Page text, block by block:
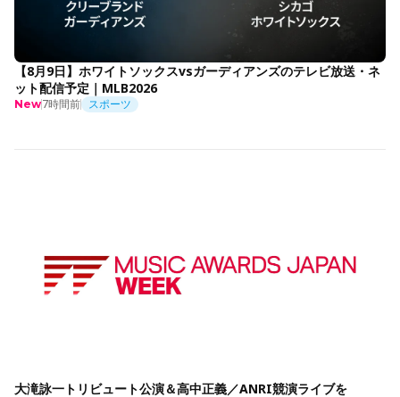
【8月9日】ホワイトソックスvsガーディアンズのテレビ放送・ネ
ット配信予定｜MLB2026
New7時間前 スポーツ
大滝詠一トリビュート公演＆高中正義／ANRI競演ライブを